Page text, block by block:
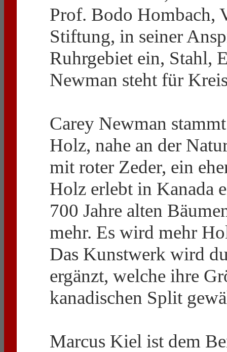
Prof. Bodo Hombach,
Stiftung, in seiner
Ruhrgebiet ein, Stahl,
Newman steht für
Carey Newman
Holz, nahe an der
mit roter Zeder, ein
Holz erlebt in Kanada
700 Jahre alten
mehr. Es wird mehr
Das Kunstwerk wird
ergänzt, welche ihre
kanadischen Split
Marcus Kiel ist dem